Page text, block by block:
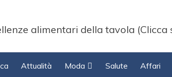
alimentari della tavola (Clicca
Attualità Moda Salute Affari